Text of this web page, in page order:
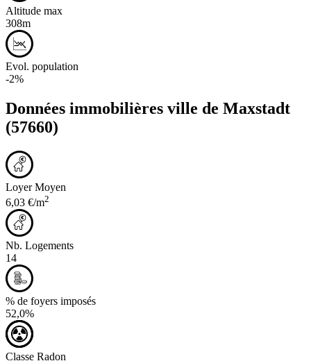
Altitude max
308m
Evol. population
-2%
Données immobilières ville de Maxstadt
(57660)
Loyer Moyen
6,03 €/m2
Nb. Logements
14
% de foyers imposés
52,0%
Classe Radon